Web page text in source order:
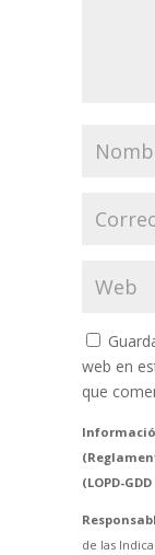
web en
que
(LOPD-
de las